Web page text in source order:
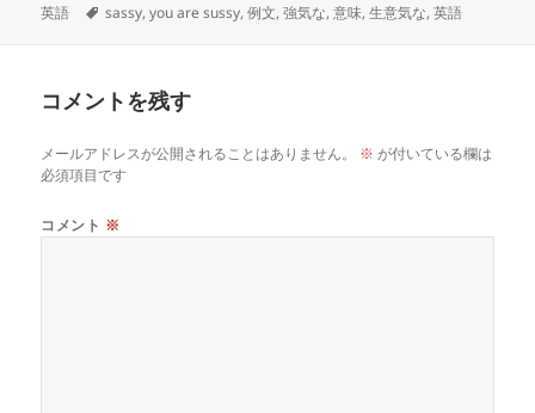
稿
成
テ
英語
タ
sassy,you are sussy,例文,強気な,意味,生意気な,英語
コメントを残す
メールアドレスが公開されることはありません。 ※ が付いている欄は
必須項目です
コメント ※